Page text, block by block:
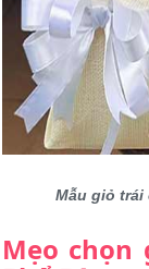
Mẫu giỏ
Mẹo chọn